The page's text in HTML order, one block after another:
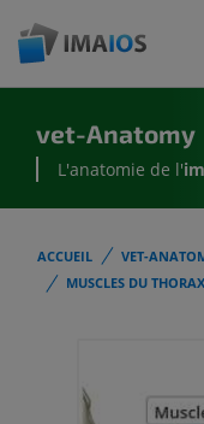
vet-Anatomy
L'anatomie de l'
ACCUEIL VET-
MUSCLES DU THORAX